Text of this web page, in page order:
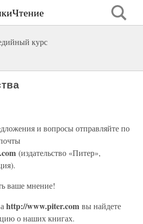
курс
и вопросы отправляйте по
(издательство «Питер»,
ваше мнение!
http://www.piter.com вы найдете
о наших книгах.